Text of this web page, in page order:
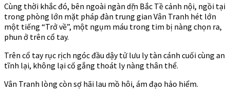
Cùng thời khắc đó, bên ngoài ngàn dặm Bắc Tề cảnh nội, ngồi tại
trong phòng lớn mặt pháp đàn trung gian Vân Tranh hét lớn
một tiếng “Trở về”, một ngụm máu trong tim bị nàng chọn ra,
phun ở trên cổ tay.
Trên cổ tay rục rịch ngóc đầu dậy tử lưu ly tàn cánh cuối cùng an
tĩnh lại, không lại cố gắng thoát ly nàng thân thể.
Vân Tranh lòng còn sợ hãi lau mồ hôi, ám đạo hảo hiểm.